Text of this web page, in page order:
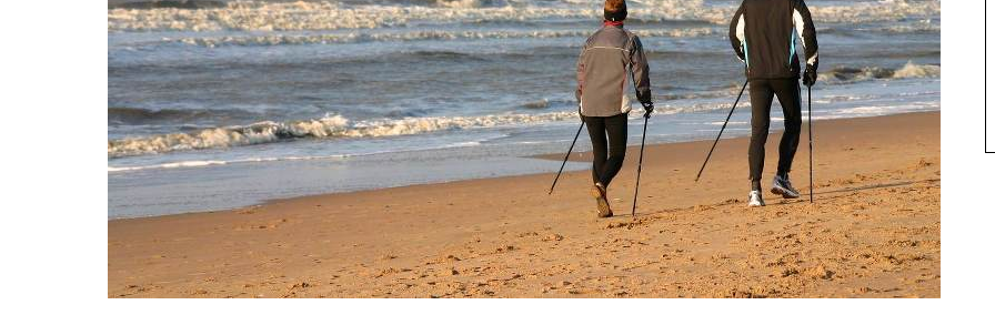
Philips One Blade : la rasoir
ultime pour les hommes ?
Vestes homme pour l’hiver, nos
conseils mode